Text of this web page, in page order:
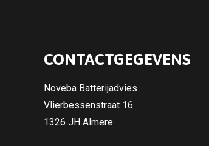
CONTACTGEGEVENS
Noveba Batterijadvies
Vlierbessenstraat 16
1326 JH Almere